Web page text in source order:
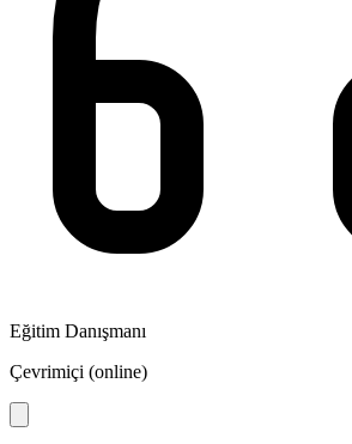
Eğitim Danışmanı
Çevrimiçi (online)